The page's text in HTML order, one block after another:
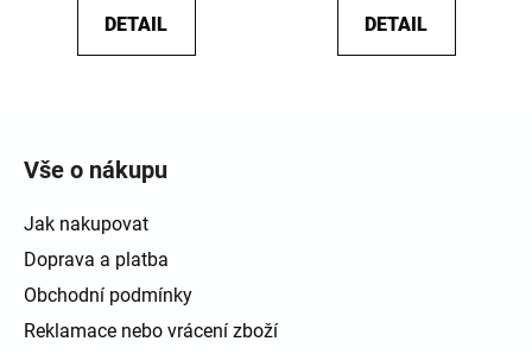
DETAIL DETAIL
Vše o nákupu
Jak nakupovat
Doprava a platba
Obchodní podmínky
Reklamace nebo vrácení zboží